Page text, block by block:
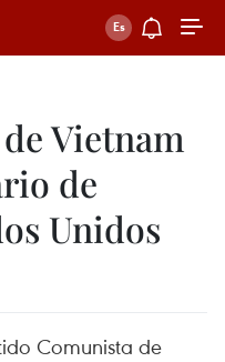
Vietnam
de
Unidos
Comunista de